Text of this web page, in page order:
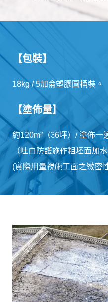
【包裝】
18kg / 5加侖塑膠圓桶裝。
【塗佈量】
約120m²（36坪）/ 塗佈一
（吐白防護施作粗坯面加
(實際用量視施工面之緻密